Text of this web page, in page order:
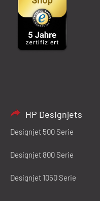
HP Designjets
Designjet 500 Serie
Designjet 800 Serie
Designjet 1050 Serie